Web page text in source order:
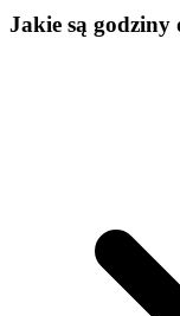
Jakie są godziny